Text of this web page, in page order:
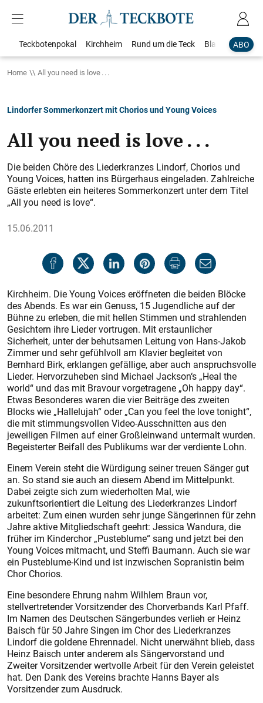
ABO
Teckbotenpokal Kirchheim Rund um die Teck Blaulicht
Home All you need is love . . .
Lindorfer Sommerkonzert mit Chorios und Young Voices
All you need is love . . .
Die beiden Chöre des Liederkranzes Lindorf, Chorios und
Young Voices, hatten ins Bürgerhaus eingeladen. Zahlreiche
Gäste erlebten ein heiteres Sommerkonzert unter dem Titel
„All you need is love“.
15.06.2011
Kirchheim. Die Young Voices eröffneten die beiden Blöcke
des Abends. Es war ein Genuss, 15 Jugendliche auf der
Bühne zu erleben, die mit hellen Stimmen und strahlenden
Gesichtern ihre Lieder vortrugen. Mit erstaunlicher
Sicherheit, unter der behutsamen Leitung von Hans-Jakob
Zimmer und sehr gefühlvoll am Klavier begleitet von
Bernhard Birk, erklangen gefällige, aber auch anspruchsvolle
Lieder. Hervorzuheben sind Michael Jackson‘s „Heal the
world“ und das mit Bravour vorgetragene „Oh happy day“.
Etwas Besonderes waren die vier Beiträge des zweiten
Blocks wie „Hallelujah“ oder „Can you feel the love tonight“,
die mit stimmungsvollen Video-Ausschnitten aus den
jeweiligen Filmen auf einer Großleinwand untermalt wurden.
Begeisterter Beifall des Publikums war der verdiente Lohn.
Einem Verein steht die Würdigung seiner treuen Sänger gut
an. So stand sie auch an diesem Abend im Mittelpunkt.
Dabei zeigte sich zum wiederholten Mal, wie
zukunftsorientiert die Leitung des Liederkranzes Lindorf
arbeitet: Zum einen wurden sehr junge Sängerinnen für zehn
Jahre aktive Mitgliedschaft geehrt: Jessica Wandura, die
früher im Kinderchor „Pusteblume“ sang und jetzt bei den
Young Voices mitmacht, und Steffi Baumann. Auch sie war
ein Pusteblume-Kind und ist inzwischen Sopranistin beim
Chor Chorios.
Eine besondere Ehrung nahm Wilhlem Braun vor,
stellvertretender Vorsitzender des Chorverbands Karl Pfaff.
Im Namen des Deutschen Sängerbundes verlieh er Heinz
Baisch für 50 Jahre Singen im Chor des Liederkranzes
Lindorf die goldene Ehrennadel. Nicht unerwähnt blieb, dass
Heinz Baisch unter anderem als Sängervorstand und
Zweiter Vorsitzender wertvolle Arbeit für den Verein geleis­tet
hat. Den Dank des Vereins brachte Hanns Bayer als
Vorsitzender zum Ausdruck.